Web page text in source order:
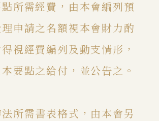
所需經費，由本會編列預
申請之名額視本會財力酌
視經費編列及動支情形，
要點之給付，並公告之。
所需書表格式，由本會另